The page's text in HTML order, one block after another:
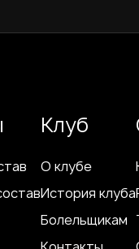
Клуб
О клубе
История клуба
Болельщикам